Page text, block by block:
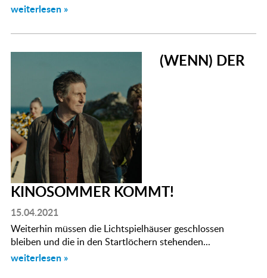
weiterlesen »
(WENN) DER
KINOSOMMER KOMMT!
15.04.2021
Weiterhin müssen die Lichtspielhäuser geschlossen
bleiben und die in den Startlöchern stehenden...
weiterlesen »